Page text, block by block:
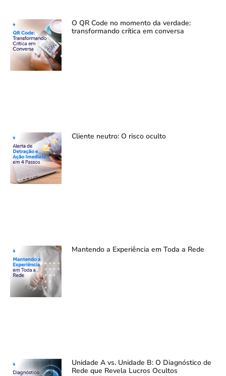
O QR Code no momento da verdade:
transformando crítica em conversa
Cliente neutro: O risco oculto
Mantendo a Experiência em Toda a Rede
Unidade A vs. Unidade B: O Diagnóstico de
Rede que Revela Lucros Ocultos